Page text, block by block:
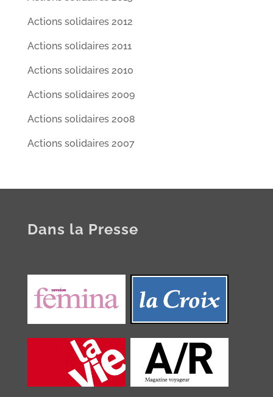
Actions solidaires 2012
Actions solidaires 2011
Actions solidaires 2010
Actions solidaires 2009
Actions solidaires 2008
Actions solidaires 2007
Dans la Presse